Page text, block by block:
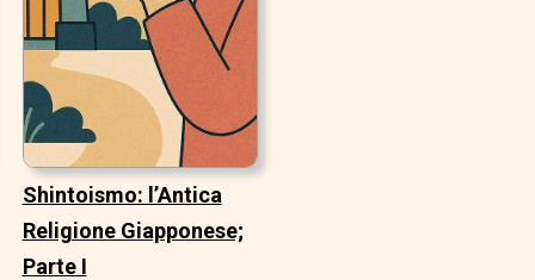
Shintoismo: l’Antica
Religione Giapponese;
Parte I